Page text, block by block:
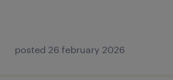
posted 26 february 2026